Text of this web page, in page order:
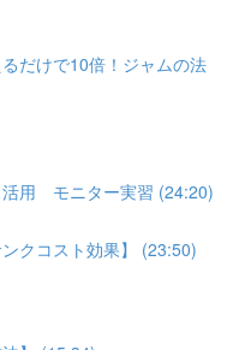
だけで10倍！ジャムの法
活用 モニター実習 (24:20)
クコスト効果】 (23:50)